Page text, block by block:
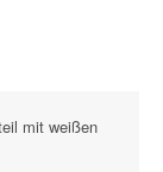
mit weißen